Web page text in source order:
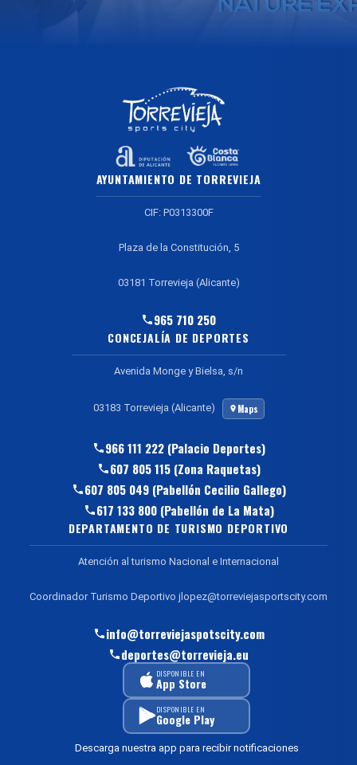
AYUNTAMIENTO DE TORREVIEJA
CIF: P0313300F
Plaza de la Constitución, 5
03181 Torrevieja (Alicante)
965 710 250
CONCEJALÍA DE DEPORTES
Avenida Monge y Bielsa, s/n
03183 Torrevieja (Alicante) Maps
966 111 222 (Palacio Deportes)
607 805 115 (Zona Raquetas)
607 805 049 (Pabellón Cecilio Gallego)
617 133 800 (Pabellón de La Mata)
DEPARTAMENTO DE TURISMO DEPORTIVO
Atención al turismo Nacional e Internacional
Coordinador Turismo Deportivo jlopez@torreviejasportscity.com
info@torreviejaspotscity.com
deportes@torrevieja.eu
DISPONIBLE EN
App Store
DISPONIBLE EN
Google Play
Descarga nuestra app para recibir notificaciones